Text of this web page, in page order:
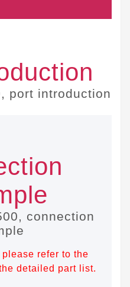
refer to the
detailed part list.